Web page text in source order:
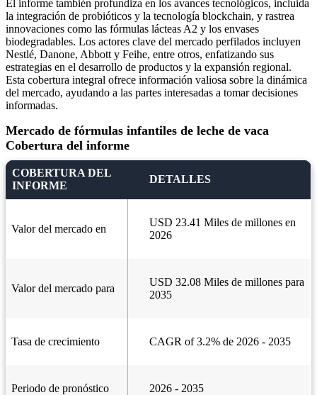
El informe también profundiza en los avances tecnológicos, incluida
la integración de probióticos y la tecnología blockchain, y rastrea
innovaciones como las fórmulas lácteas A2 y los envases
biodegradables. Los actores clave del mercado perfilados incluyen
Nestlé, Danone, Abbott y Feihe, entre otros, enfatizando sus
estrategias en el desarrollo de productos y la expansión regional.
Esta cobertura integral ofrece información valiosa sobre la dinámica
del mercado, ayudando a las partes interesadas a tomar decisiones
informadas.
Mercado de fórmulas infantiles de leche de vaca
Cobertura del informe
COBERTURA DEL
INFORME
DETALLES
Valor del mercado en
USD 23.41 Miles de millones en
2026
Valor del mercado para
USD 32.08 Miles de millones para
2035
Tasa de crecimiento CAGR of 3.2% de 2026 - 2035
Periodo de pronóstico 2026 - 2035